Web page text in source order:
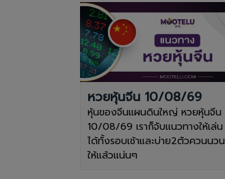
หวยหุ้นจีน 10/08/69
หุ้นของจีนแผนดินใหญ่ หวยหุ้นจีน
10/08/69 เราก็จับแนวทางให้เล่น
ได้ทั้งรอบเช้าและบ่าย2ตัวควนนวน
ให้แล้วแน่นๆ